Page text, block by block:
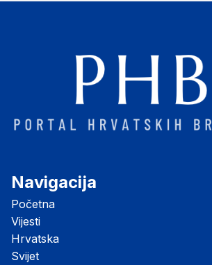
Navigacija
Početna
Vijesti
Hrvatska
Svijet